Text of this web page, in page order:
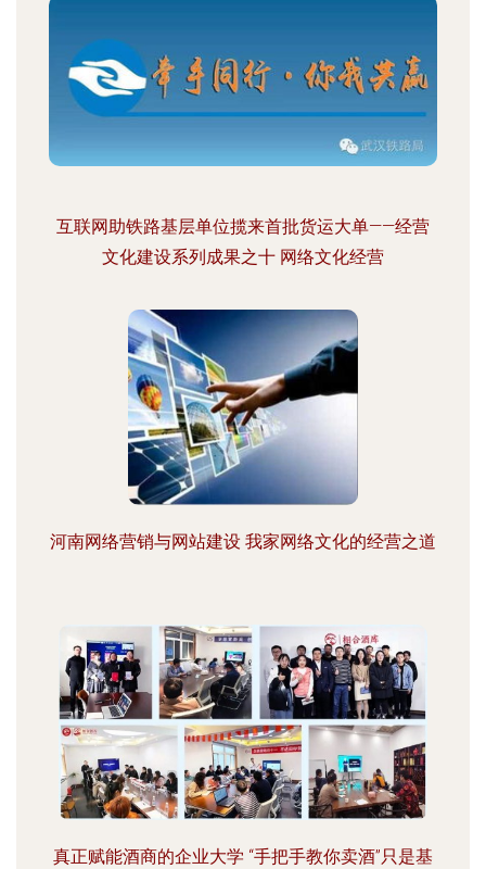
互联网助铁路基层单位揽来首批货运大单——经营
文化建设系列成果之十 网络文化经营
河南网络营销与网站建设 我家网络文化的经营之道
真正赋能酒商的企业大学 “手把手教你卖酒”只是基